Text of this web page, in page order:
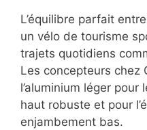
L’équilibre parfait
un vélo de tourisme
trajets quotidiens
Les concepteurs chez
l’aluminium léger
haut robuste et pour
enjambement bas.